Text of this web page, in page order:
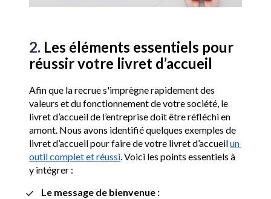
2. Les éléments essentiels pour
réussir votre livret d’accueil
Afin que la recrue s'imprègne rapidement des
valeurs et du fonctionnement de votre société, le
livret d’accueil de l’entreprise doit être réfléchi en
amont. Nous avons identifié quelques exemples de
livret d’accueil pour faire de votre livret d’accueil un
outil complet et réussi. Voici les points essentiels à
y intégrer :
Le message de bienvenue :